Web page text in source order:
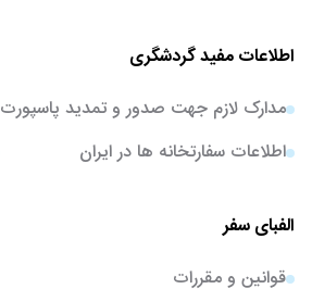
اطلاعات مفید گردشگری
مدارک لازم جهت صدور و تمدید پاسپورت
اطلاعات سفارتخانه ها در ایران
الفبای سفر
قوانین و مقررات